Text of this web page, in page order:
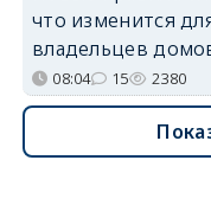
что изменится
владельцев
08:04 15 2380